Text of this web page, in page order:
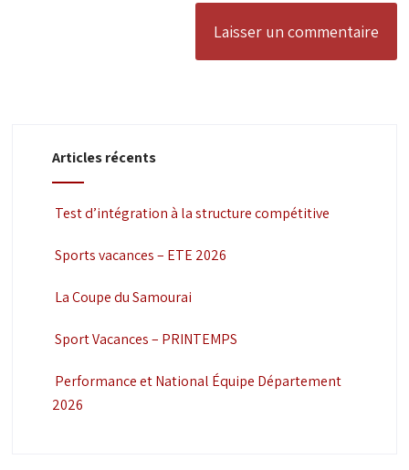
Articles récents
Test d’intégration à la structure compétitive
Sports vacances – ETE 2026
La Coupe du Samourai
Sport Vacances – PRINTEMPS
Performance et National Équipe Département
2026